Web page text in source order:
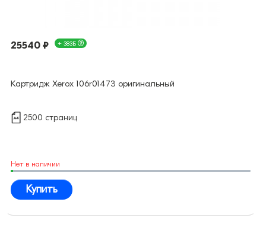
25540 ₽ + 383Б
Картридж Xerox 106r01473 оригинальный
2500 страниц
Нет в наличии
Купить